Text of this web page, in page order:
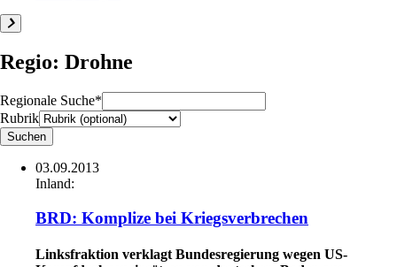
Regio: Drohne
Regionale Suche*
Rubrik
03.09.2013
Inland:
BRD: Komplize bei Kriegsverbrechen
Linksfraktion verklagt Bundesregierung wegen US-